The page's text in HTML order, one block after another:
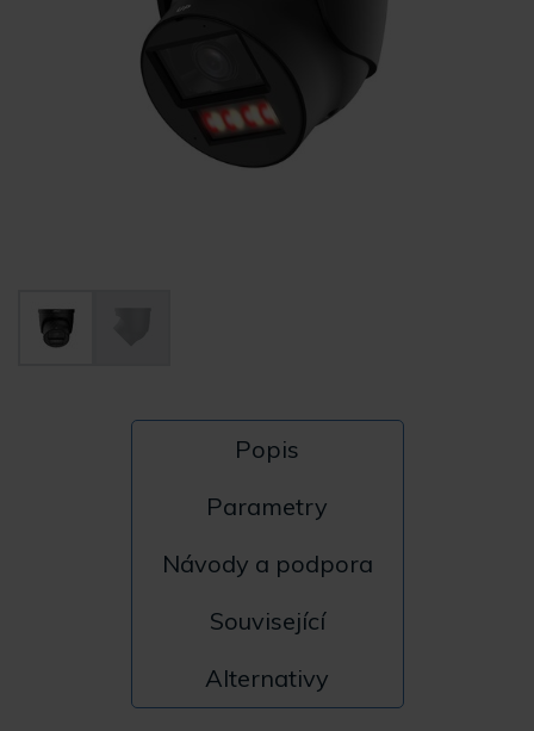
Popis
Parametry
Návody a podpora
Související
Alternativy